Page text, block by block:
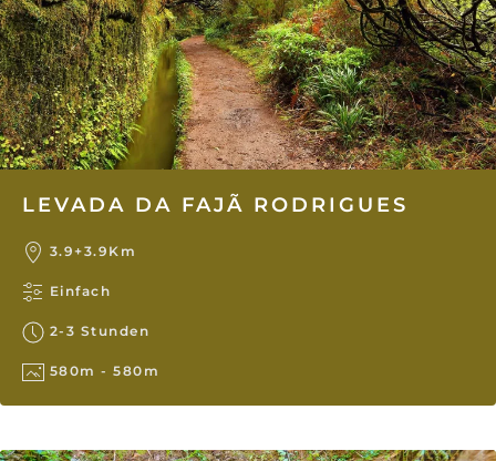
LEVADA DA FAJÃ RODRIGUES
3.9+3.9Km
Einfach
2-3 Stunden
580m - 580m